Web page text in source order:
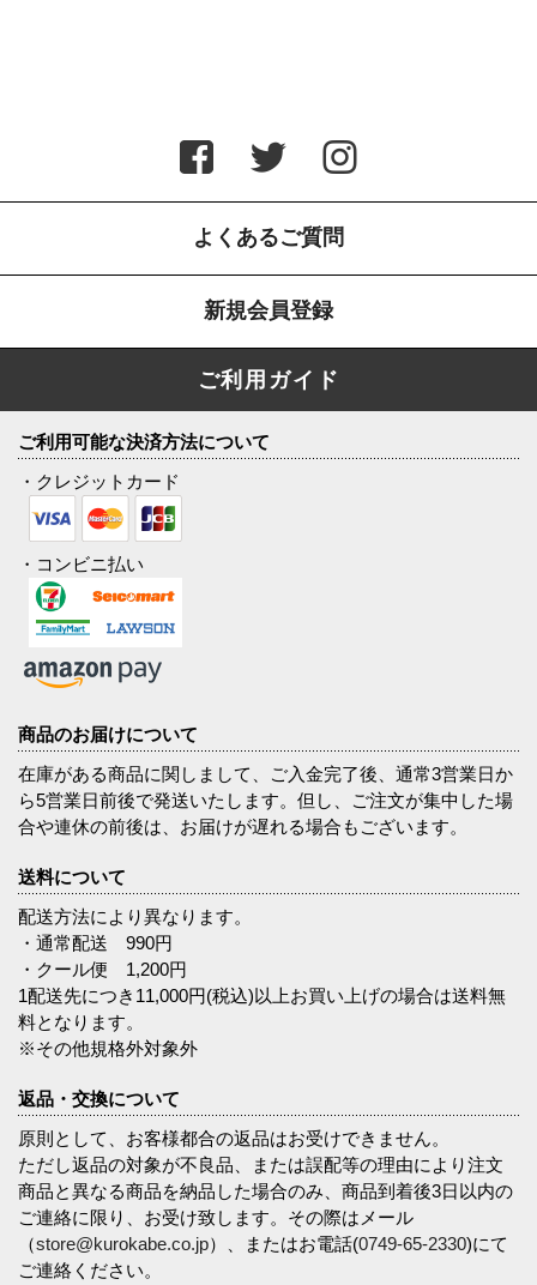
よくあるご質問
新規会員登録
ご利用ガイド
ご利用可能な決済方法について
・クレジットカード
・コンビニ払い
商品のお届けについて
在庫がある商品に関しまして、ご入金完了後、通常3営業日か
ら5営業日前後で発送いたします。但し、ご注文が集中した場
合や連休の前後は、お届けが遅れる場合もございます。
送料について
配送方法により異なります。
・通常配送 990円
・クール便 1,200円
1配送先につき11,000円(税込)以上お買い上げの場合は送料無
料となります。
※その他規格外対象外
返品・交換について
原則として、お客様都合の返品はお受けできません。
ただし返品の対象が不良品、または誤配等の理由により注文
商品と異なる商品を納品した場合のみ、商品到着後3日以内の
ご連絡に限り、お受け致します。その際はメール
（store@kurokabe.co.jp）、またはお電話(0749-65-2330)にて
ご連絡ください。